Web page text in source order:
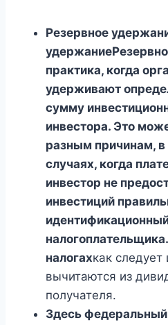
Резервное
практика, когда
удерживают
сумму
инвестора. Это
разным причинам, в
случаях, когда
инвестор не
инвестиций
налогахкак следует
вычитаются из
получателя.
Здесь